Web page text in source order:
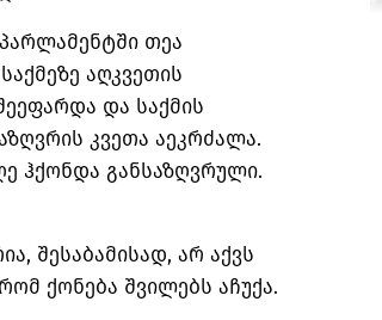
თეა
აღკვეთის
და საქმის
კვეთა აეკრძალა.
ჰქონდა განსაზღვრული.
შესაბამისად, არ აქვს
ქონება შვილებს აჩუქა.